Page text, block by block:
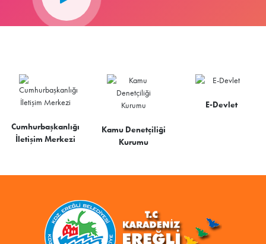
Cumhurbaşkanlığı
İletişim Merkezi
Kamu Denetçiliği
Kurumu
E-Devlet